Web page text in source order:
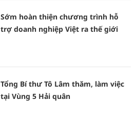
Sớm hoàn thiện chương trình hỗ
trợ doanh nghiệp Việt ra thế giới
Tổng Bí thư Tô Lâm thăm, làm việc
tại Vùng 5 Hải quân